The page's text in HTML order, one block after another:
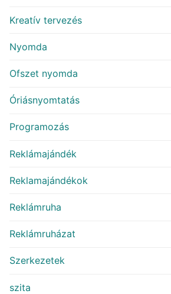
Kreatív tervezés
Nyomda
Ofszet nyomda
Óriásnyomtatás
Programozás
Reklámajándék
Reklamajándékok
Reklámruha
Reklámruházat
Szerkezetek
szita